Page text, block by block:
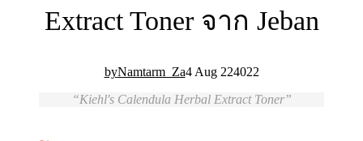
Extract Toner จาก Jeban
Namtarm_Za4 Aug 224022
Kiehl's Calendula Herbal Extract Toner